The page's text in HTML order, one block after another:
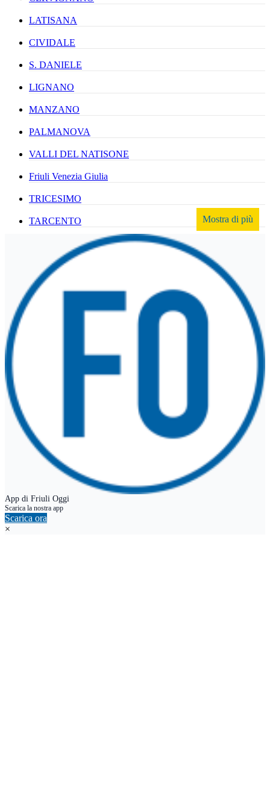
LATISANA
CIVIDALE
S. DANIELE
LIGNANO
MANZANO
PALMANOVA
VALLI DEL NATISONE
Friuli Venezia Giulia
TRICESIMO
TARCENTO
GEMONA DEL FRIULI
TOLMEZZO
TARVISIO
Mostra di più
App di Friuli Oggi
Scarica la nostra app
Scarica ora
×